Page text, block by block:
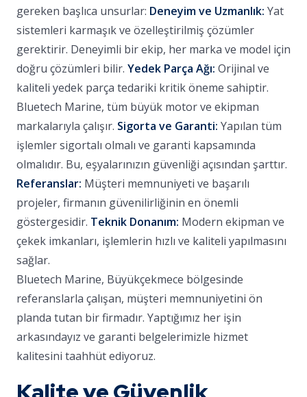
gereken başlıca unsurlar: Deneyim ve Uzmanlık: Yat
sistemleri karmaşık ve özelleştirilmiş çözümler
gerektirir. Deneyimli bir ekip, her marka ve model için
doğru çözümleri bilir. Yedek Parça Ağı: Orijinal ve
kaliteli yedek parça tedariki kritik öneme sahiptir.
Bluetech Marine, tüm büyük motor ve ekipman
markalarıyla çalışır. Sigorta ve Garanti: Yapılan tüm
işlemler sigortalı olmalı ve garanti kapsamında
olmalıdır. Bu, eşyalarınızın güvenliği açısından şarttır.
Referanslar: Müşteri memnuniyeti ve başarılı
projeler, firmanın güvenilirliğinin en önemli
göstergesidir. Teknik Donanım: Modern ekipman ve
çekek imkanları, işlemlerin hızlı ve kaliteli yapılmasını
sağlar.
Bluetech Marine, Büyükçekmece bölgesinde
referanslarla çalışan, müşteri memnuniyetini ön
planda tutan bir firmadır. Yaptığımız her işin
arkasındayız ve garanti belgelerimizle hizmet
kalitesini taahhüt ediyoruz.